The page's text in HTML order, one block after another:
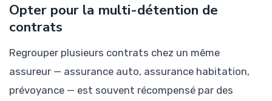
Opter pour la multi-détention de
contrats
Regrouper plusieurs contrats chez un même
assureur — assurance auto, assurance habitation,
prévoyance — est souvent récompensé par des